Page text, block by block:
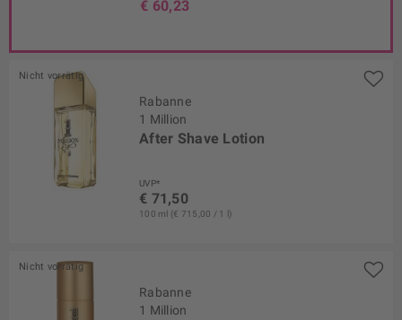
€ 60,23
Nicht vorrätig
Rabanne
1 Million
After Shave Lotion
UVP*
€ 71,50
100 ml (€ 715,00 / 1 l)
Nicht vorrätig
Rabanne
1 Million